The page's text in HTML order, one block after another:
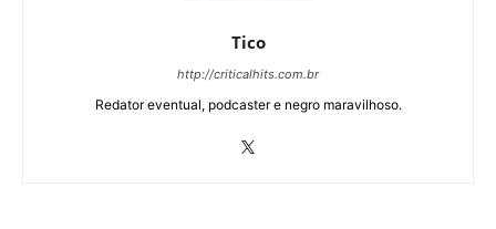
Tico
http://criticalhits.com.br
Redator eventual, podcaster e negro maravilhoso.